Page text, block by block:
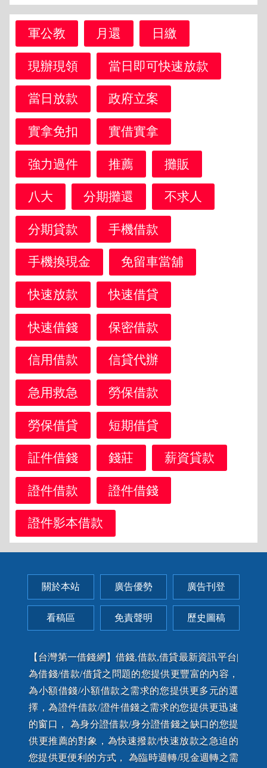
軍公教 月還 日繳
現辦現領 當日即可快速放款
當日放款 政府立案
實拿免扣 實借實拿
強力過件 推薦 攤販
八大 分期攤還 不求人
分期貸款 手機借款
手機換現金 免留車當舖
快速放款 快速借貸
快速借錢 保密借款
信用借款 信貸代辦
急用救急 勞保借款
勞保借貸 短期借貸
証件借錢 錢莊 薪資貸款
證件借款 證件借錢
證件影本借款
關於本站 廣告優勢 廣告刊登
看稿區 免責聲明 歷史圖稿
【台灣第一借錢網】借錢,借款,借貸最新資訊平台|
為借錢/借款/借貸之問題的您提供更豐富的內容，
為小額借錢/小額借款之需求的您提供更多元的選
擇，為證件借款/證件借錢之需求的您提供更迅速
的窗口， 為身分證借款/身分證借錢之缺口的您提
供更推薦的對象，為快速撥款/快速放款之急迫的
您提供更便利的方式， 為臨時週轉/現金週轉之需